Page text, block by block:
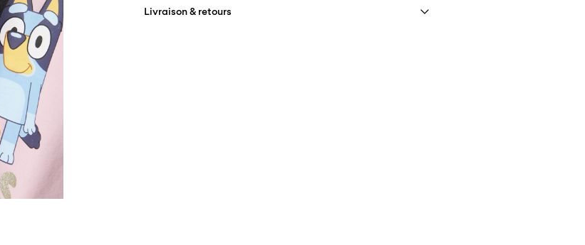
Livraison & retours